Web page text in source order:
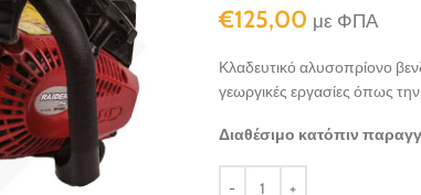
€125,00 με ΦΠΑ
Κλαδευτικό αλυσοπρίονο
γεωργικές εργασίες όπως
Διαθέσιμο κατόπιν